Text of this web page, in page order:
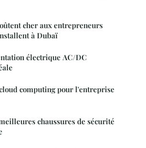
cher aux entrepreneurs
à Dubaï
électrique AC/DC
computing pour l'entreprise
chaussures de sécurité